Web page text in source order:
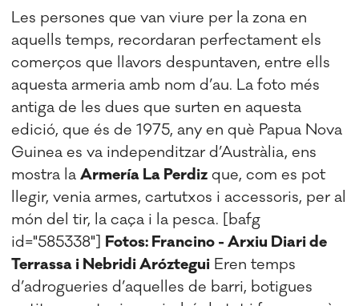
Les persones que van viure per la zona en
aquells temps, recordaran perfectament els
comerços que llavors despuntaven, entre ells
aquesta armeria amb nom d’au. La foto més
antiga de les dues que surten en aquesta
edició, que és de 1975, any en què Papua Nova
Guinea es va independitzar d’Austràlia, ens
mostra laArmería La Perdiz que, com es pot
llegir, venia armes, cartutxos i accessoris, per al
món del tir, la caça i la pesca. [bafg
id="585338"] Fotos: Francino - Arxiu Diari de
Terrassa i Nebridi Aróztegui Eren temps
d’adrogueries d’aquelles de barri, botigues